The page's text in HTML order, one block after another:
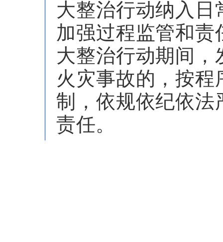
大整治行动纳入
加强过程监管和
大整治行动期间
火灾事故的，按
制，依规依纪依
责任。